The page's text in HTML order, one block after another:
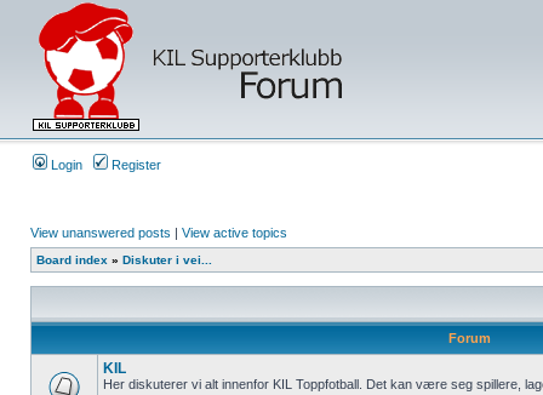
Login Register
View unanswered posts | View active topics
Board index » Diskuter i vei...
Forum
KIL
Her diskuterer vi alt innenfor KIL Toppfotball. Det kan være seg spillere,